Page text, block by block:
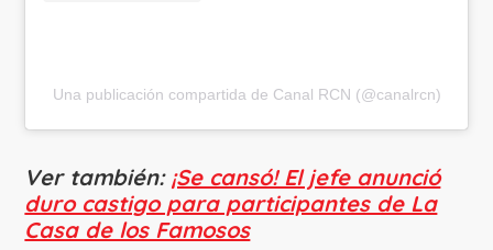
Una publicación compartida de Canal RCN (@canalrcn)
Ver también: ¡Se cansó! El jefe anunció
duro castigo para participantes de La
Casa de los Famosos